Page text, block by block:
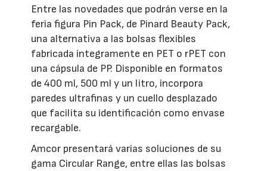
Entre las novedades que podrán verse en la
feria figura Pin Pack, de Pinard Beauty Pack,
una alternativa a las bolsas flexibles
fabricada íntegramente en PET o rPET con
una cápsula de PP. Disponible en formatos
de 400 ml, 500 ml y un litro, incorpora
paredes ultrafinas y un cuello desplazado
que facilita su identificación como envase
recargable.
Amcor presentará varias soluciones de su
gama Circular Range, entre ellas las bolsas